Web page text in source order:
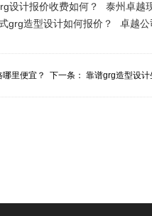
设计报价收费如何？ 泰州卓越
grg造型设计如何报价？ 卓越公
里便宜？ 下一条： 靠谱grg造型设